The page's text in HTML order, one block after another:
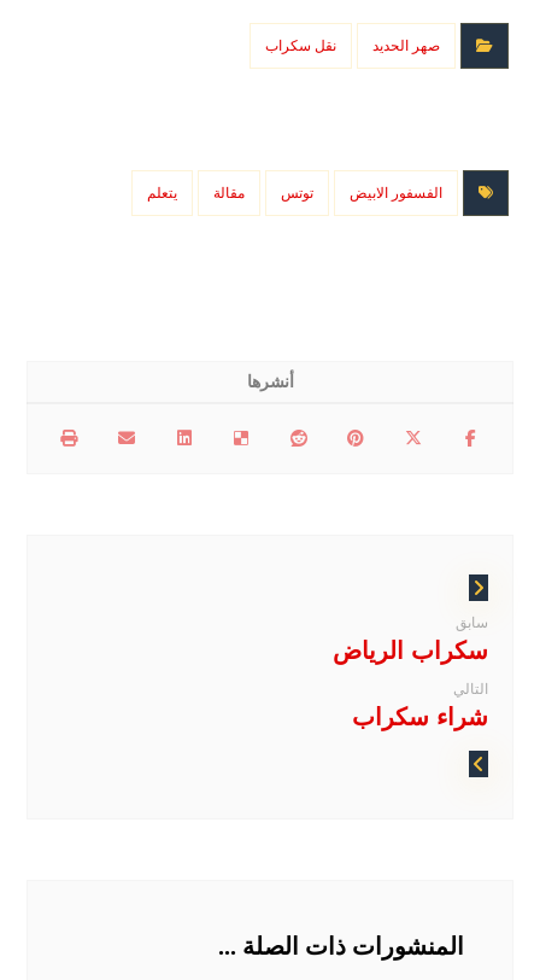
صهر الحديد نقل سكراب
الفسفور الابيض توتس مقالة يتعلم
سابق
سكراب الرياض
التالي
شراء سكراب
المنشورات ذات الصلة ...